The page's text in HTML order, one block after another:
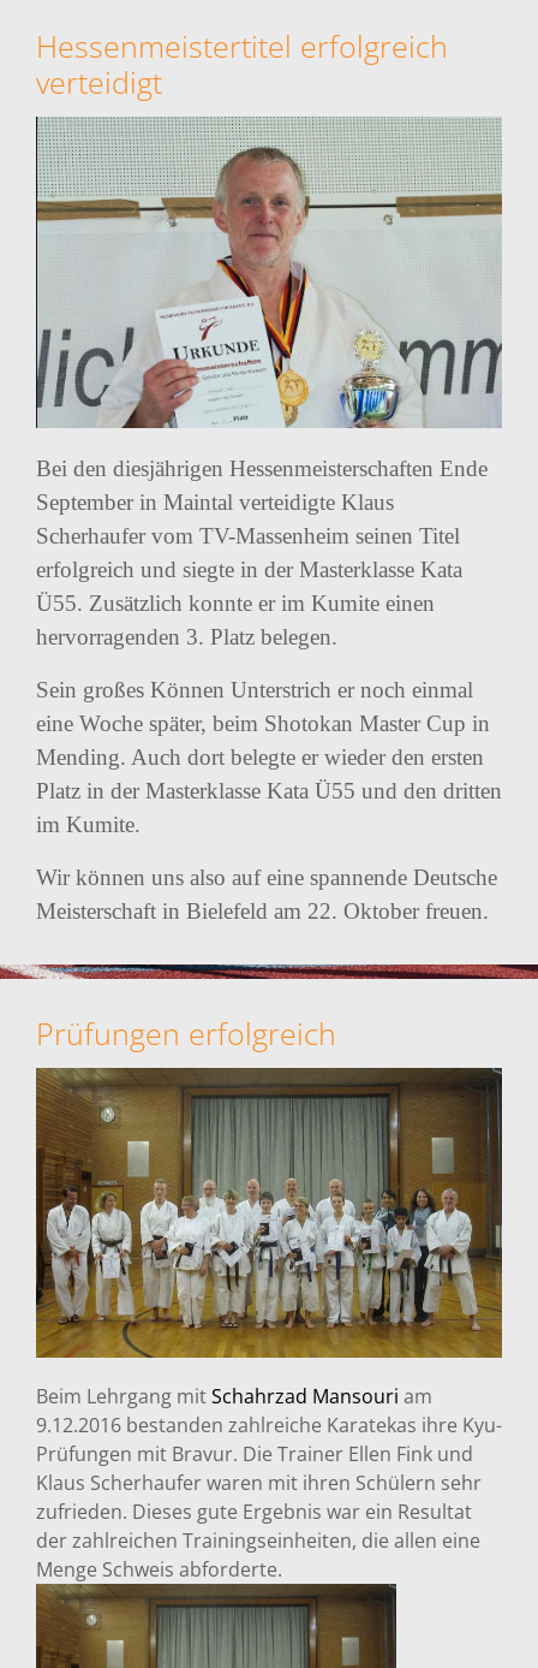
Hessenmeistertitel erfolgreich
verteidigt
Bei den diesjährigen Hessenmeisterschaften Ende
September in Maintal verteidigte Klaus
Scherhaufer vom TV-Massenheim seinen Titel
erfolgreich und siegte in der Masterklasse Kata
Ü55. Zusätzlich konnte er im Kumite einen
hervorragenden 3. Platz belegen.
Sein großes Können Unterstrich er noch einmal
eine Woche später, beim Shotokan Master Cup in
Mending. Auch dort belegte er wieder den ersten
Platz in der Masterklasse Kata Ü55 und den dritten
im Kumite.
Wir können uns also auf eine spannende Deutsche
Meisterschaft in Bielefeld am 22. Oktober freuen.
Prüfungen erfolgreich
Beim Lehrgang mitSchahrzad Mansouri am
9.12.2016 bestanden zahlreiche Karatekas ihre Kyu-
Prüfungen mit Bravur. Die Trainer Ellen Fink und
Klaus Scherhaufer waren mit ihren Schülern sehr
zufrieden. Dieses gute Ergebnis war ein Resultat
der zahlreichen Trainingseinheiten, die allen eine
Menge Schweis abforderte.